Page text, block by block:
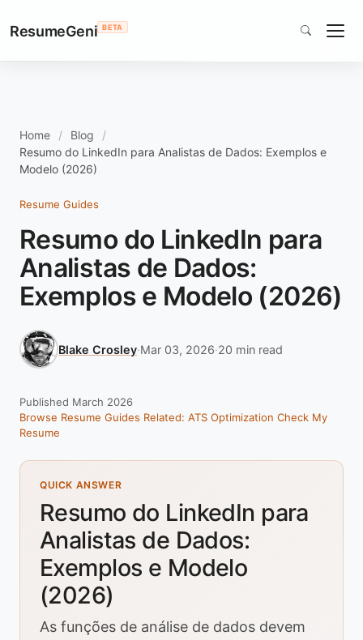
ResumeGeni BETA
Home
Blog
Resumo do LinkedIn para Analistas de Dados: Exemplos e
Modelo (2026)
Resume Guides
Resumo do LinkedIn para
Analistas de Dados:
Exemplos e Modelo (2026)
Blake Crosley·Mar 03, 2026·20 min read
Published March 2026
Browse Resume Guides Related: ATS Optimization Check My
Resume
QUICK ANSWER
Resumo do LinkedIn para
Analistas de Dados:
Exemplos e Modelo
(2026)
As funções de análise de dados devem